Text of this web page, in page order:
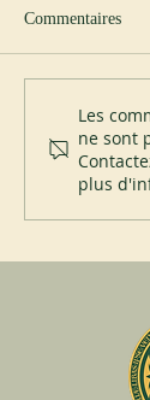
Nouvel
Commentaires
Les
ne sont
plus